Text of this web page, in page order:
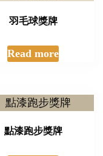
羽毛球獎牌
Read more
點漆跑步獎牌